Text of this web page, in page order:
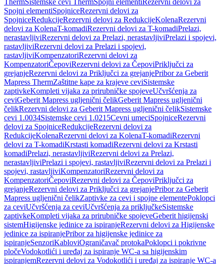
ThermSistemske cevi ThermSpojni elementi Rezervni delovi za
Spojni elementiSpojniceRezervni delovi za
SpojniceRedukcijeRezervni delovi za RedukcijeKolenaRezervni
delovi za KolenaT-komadiRezervni delovi za T-komadiPrelazi,
nerastavljiviRezervni delovi za Prelazi, nerastavljiviPrelazi i spojevi,
rastavljiviRezervni delovi za Prelazi i spojevi,
rastavljiviKompenzatoriRezervni delovi za
KompenzatoriČepoviRezervni delovi za ČepoviPriključci za
grejanjeRezervni delovi za Priključci za grejanjePribor za Geberit
Mapress ThermZaštitne kape za krajeve ceviSistemske
zaptivkeKompleti vijaka za prirubničke spojeveUčvršćenja za
ceviGeberit Mapress ugljenični čelikGeberit Mapress ugljenični
čelikRezervni delovi za Geberit Mapress ugljenični čelikSistemske
cevi 1.0034Sistemske cevi 1.0215Cevni umeciSpojniceRezervni
delovi za SpojniceRedukcijeRezervni delovi za
RedukcijeKolenaRezervni delovi za KolenaT-komadiRezervni
delovi za T-komadiKrstasti komadiRezervni delovi za Krstasti
komadiPrelazi, nerastavljiviRezervni delovi za Prelazi,
nerastavljiviPrelazi i spojevi, rastavljiviRezervni delovi za Prelazi i
spojevi, rastavljiviKompenzatoriRezervni delovi za
KompenzatoriČepoviRezervni delovi za ČepoviPriključci za
grejanjeRezervni delovi za Priključci za grejanjePribor za Geberit
Mapress ugljenični čelikZaptivke za cevi i spojne elementePoklopci
za ceviUčvršćenja za ceviUčvršćenja za priključkeSistemske
zaptivkeKompleti vijaka za prirubničke spojeveGeberit higijenski
sistemHigijenske jedinice za ispiranjeRezervni delovi za Higijenske
jedinice za ispiranjePribor za higijenske jedinice za
ispiranjeSenzoriKabloviOgraničavač protokaPoklopci i pokrivne
pločeVodokotlići i uređaj za ispiranje WC-a sa higijenskim
ispiranjemRezervni delovi za Vodokotlići i uređaj za ispiranje WC-a